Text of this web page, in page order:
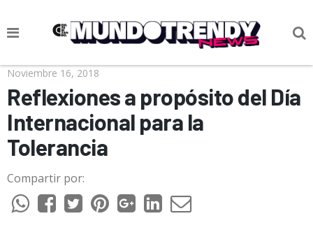
NOTICIAS
CULTURA POP
CIENCIA Y TECNOLOGÍA
VIDA
SOCIEDAD
CULTURIZANDO.COM
Noviembre 16, 2018
Reflexiones a propósito del Día
Internacional para la
Tolerancia
Compartir por: